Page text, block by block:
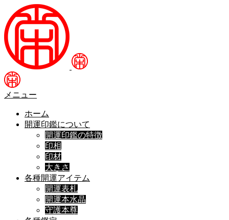
メニュー
ホーム
開運印鑑について
開運印鑑の特徴
印相
印材
大きさ
各種開運アイテム
開運表札
開運本水晶
守護本尊